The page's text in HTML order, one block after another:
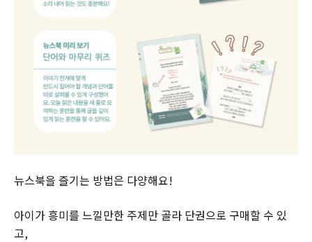
뉴스북을 즐기는 방법은 다양해요!
아이가 흥미를 느낄만한 주제만 골라 단권으로 구매할 수 있
고,